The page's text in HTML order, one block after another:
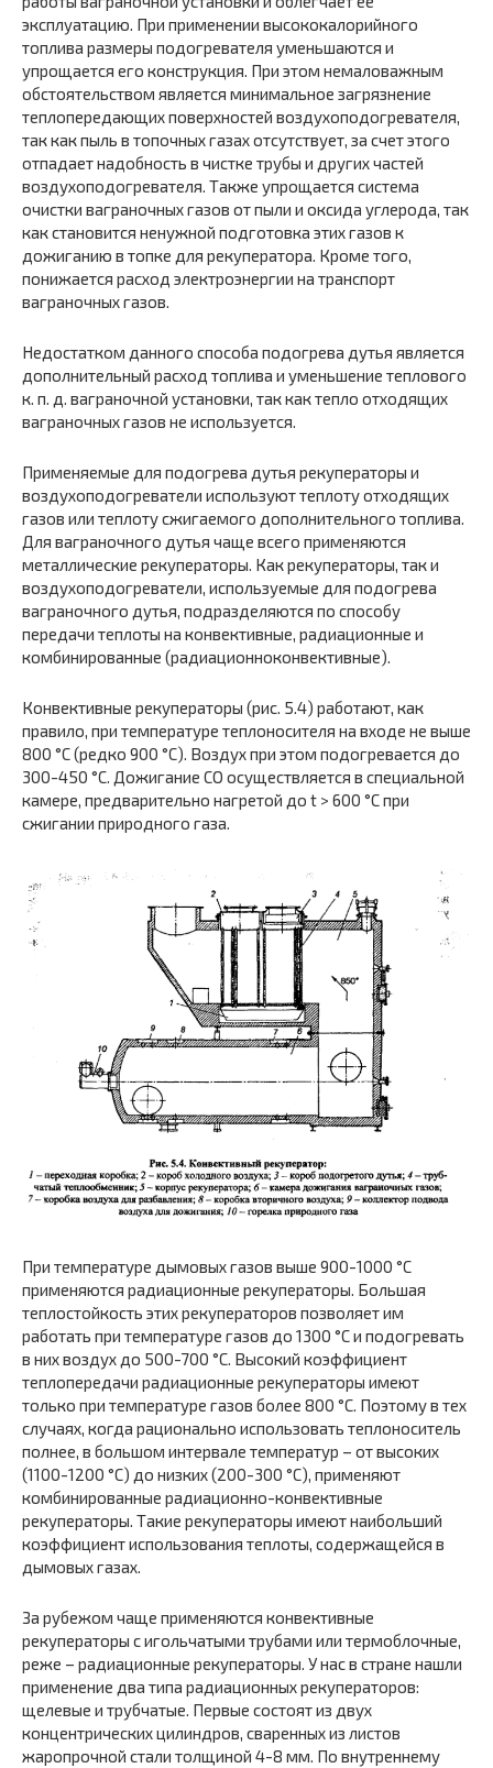
эксплуатацию. При применении высококалорийного
топлива размеры подогревателя уменьшаются и
упрощается его конструкция. При этом немаловажным
обстоятельством является минимальное загрязнение
теплопередающих поверхностей воздухоподогревателя,
так как пыль в топочных газах отсутствует, за счет этого
отпадает надобность в чистке трубы и других частей
воздухоподогревателя. Также упрощается система
очистки ваграночных газов от пыли и оксида углерода, так
как становится ненужной подготовка этих газов к
дожиганию в топке для рекуператора. Кроме того,
понижается расход электроэнергии на транспорт
ваграночных газов.
Недостатком данного способа подогрева дутья является
дополнительный расход топлива и уменьшение теплового
к. п. д. ваграночной установки, так как тепло отходящих
ваграночных газов не используется.
Применяемые для подогрева дутья рекуператоры и
воздухоподогреватели используют теплоту отходящих
газов или теплоту сжигаемого дополнительного топлива.
Для ваграночного дутья чаще всего применяются
металлические рекуператоры. Как рекуператоры, так и
воздухоподогреватели, используемые для подогрева
ваграночного дутья, подразделяются по способу
передачи теплоты на конвективные, радиационные и
комбинированные (радиационноконвективные).
Конвективные рекуператоры (рис. 5.4) работают, как
правило, при температуре теплоносителя на входе не выше
800 °С (редко 900 °С). Воздух при этом подогревается до
300-450 °С. Дожигание СО осуществляется в специальной
камере, предварительно нагретой до t > 600 °С при
сжигании природного газа.
При температуре дымовых газов выше 900-1000 °С
применяются радиационные рекуператоры. Большая
теплостойкость этих рекуператоров позволяет им
работать при температуре газов до 1300 °С и подогревать
в них воздух до 500-700 °С. Высокий коэффициент
теплопередачи радиационные рекуператоры имеют
только при температуре газов более 800 °С. Поэтому в тех
случаях, когда рационально использовать теплоноситель
полнее, в большом интервале температур – от высоких
(1100-1200 °С) до низких (200-300 °С), применяют
комбинированные радиационно-конвективные
рекуператоры. Такие рекуператоры имеют наибольший
коэффициент использования теплоты, содержащейся в
дымовых газах.
За рубежом чаще применяются конвективные
рекуператоры с игольчатыми трубами или термоблочные,
реже – радиационные рекуператоры. У нас в стране нашли
применение два типа радиационных рекуператоров:
щелевые и трубчатые. Первые состоят из двух
концентрических цилиндров, сваренных из листов
жаропрочной стали толщиной 4-8 мм. По внутреннему